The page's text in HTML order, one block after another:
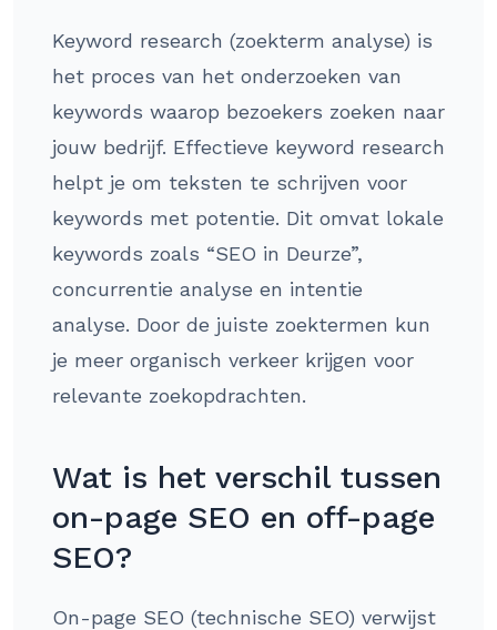
Keyword research (zoekterm analyse) is
het proces van het onderzoeken van
keywords waarop bezoekers zoeken naar
jouw bedrijf. Effectieve keyword research
helpt je om teksten te schrijven voor
keywords met potentie. Dit omvat lokale
keywords zoals “SEO in Deurze”,
concurrentie analyse en intentie
analyse. Door de juiste zoektermen kun
je meer organisch verkeer krijgen voor
relevante zoekopdrachten.
Wat is het verschil tussen
on-page SEO en off-page
SEO?
On-page SEO (technische SEO) verwijst